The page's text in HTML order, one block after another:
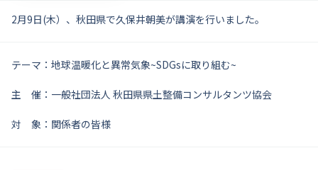
2月9日(木）、秋田県で久保井朝美が講演を行いました。
テーマ：地球温暖化と異常気象~SDGsに取り組む~
主 催：一般社団法人 秋田県県土整備コンサルタンツ協会
対 象：関係者の皆様